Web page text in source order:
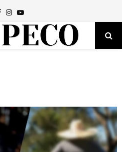
Facebook
Instagram
Youtube